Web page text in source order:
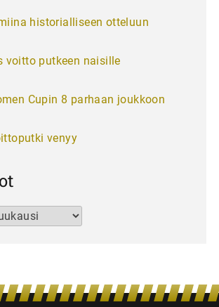
historialliseen otteluun
voitto putkeen naisille
Cupin 8 parhaan joukkoon
venyy